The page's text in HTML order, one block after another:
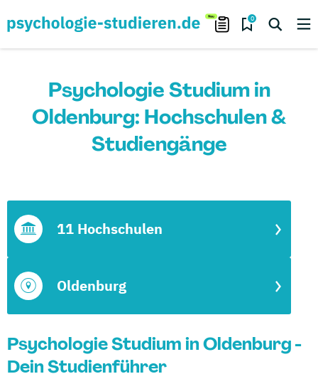
0
Psychologie Studium in
Oldenburg: Hochschulen &
Studiengänge
Oldenburg
11 Hochschulen
Psychologie Studium in Oldenburg -
Dein Studienführer